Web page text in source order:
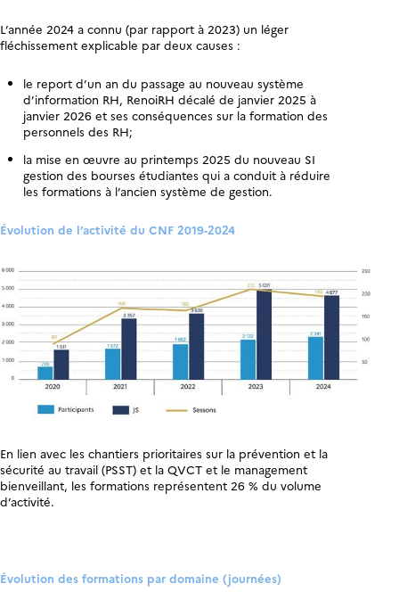
L’année 2024 a connu (par rapport à 2023) un léger
fléchissement explicable par deux causes :
le report d’un an du passage au nouveau système
d’information RH, RenoiRH décalé de janvier 2025 à
janvier 2026 et ses conséquences sur la formation des
personnels des RH;
la mise en œuvre au printemps 2025 du nouveau SI
gestion des bourses étudiantes qui a conduit à réduire
les formations à l’ancien système de gestion.
Évolution de l’activité du CNF 2019-2024
En lien avec les chantiers prioritaires sur la prévention et la
sécurité au travail (PSST) et la QVCT et le management
bienveillant, les formations représentent 26 % du volume
d’activité.
Évolution des formations par domaine (journées)